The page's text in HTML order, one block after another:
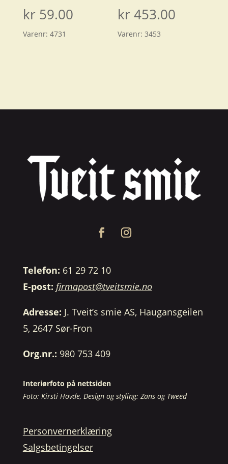
kr 59.00
Varenr: 4731
kr 453.00
Varenr:3453
Telefon: 61 29 72 10
E-post: firmapost@tveitsmie.no
Adresse: J. Tveit’s smie AS, Haugansgeilen
5, 2647 Sør-Fron
Org.nr.: 980 753 409
Interiørfoto på nettsiden
Foto: Kirsti Hovde, Design og styling: Zans og Tweed
Personvernerklæring
Salgsbetingelser